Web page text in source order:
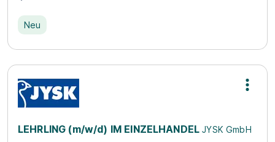
Neu
LEHRLING (m/w/d) IM EINZELHANDELJYSK GmbH